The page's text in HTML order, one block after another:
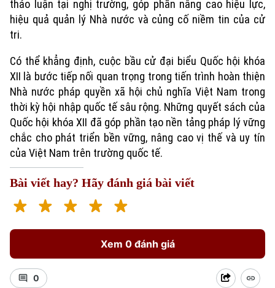
thảo luận tại nghị trường, góp phần nâng cao hiệu lực,
hiệu quả quản lý Nhà nước và củng cố niềm tin của cử
tri.
Có thể khẳng định, cuộc bầu cử đại biểu Quốc hội khóa
XII là bước tiếp nối quan trọng trong tiến trình hoàn thiện
Nhà nước pháp quyền xã hội chủ nghĩa Việt Nam trong
thời kỳ hội nhập quốc tế sâu rộng. Những quyết sách của
Quốc hội khóa XII đã góp phần tạo nền tảng pháp lý vững
chắc cho phát triển bền vững, nâng cao vị thế và uy tín
của Việt Nam trên trường quốc tế.
Bài viết hay? Hãy đánh giá bài viết
Xem 0 đánh giá
0